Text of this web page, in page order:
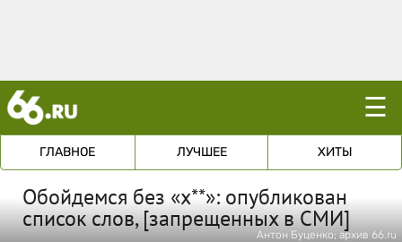
☰
ГЛАВНОЕ ЛУЧШЕЕ ХИТЫ
Обойдемся без «х**»: опубликован
список слов, [запрещенных в СМИ]
Антон Буценко; архив 66.ru